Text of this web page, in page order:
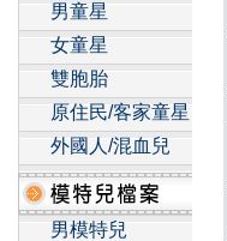
男童星
女童星
雙胞胎
原住民/客家童星
外國人/混血兒
男模特兒